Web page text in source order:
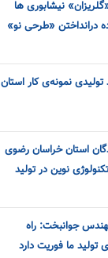
از «گلریزان» نیشابوری ها
درانداختن «طرحی نو»
نمونه‌ی کار استان
استان خراسان رضوی
نوین در تولید
جوانبخت: راه
تولید ما فوریت دارد